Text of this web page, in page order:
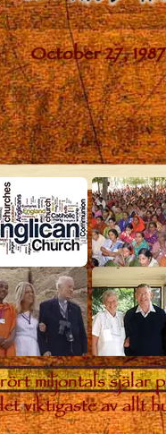
miljontals
viktigaste av allt